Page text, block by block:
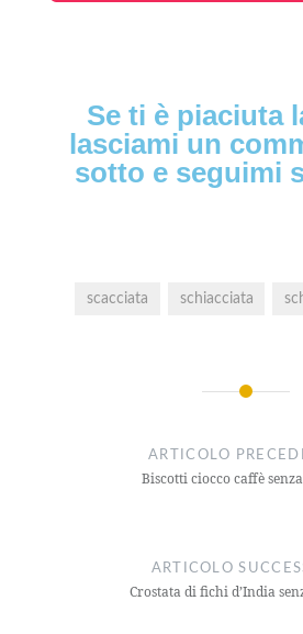
Se ti è piaciuta
lasciami un
sotto e seguimi
scacciata schiacciata
ARTICOLO
Biscotti ciocco caffè
ARTICOLO
Crostata di fichi d’India